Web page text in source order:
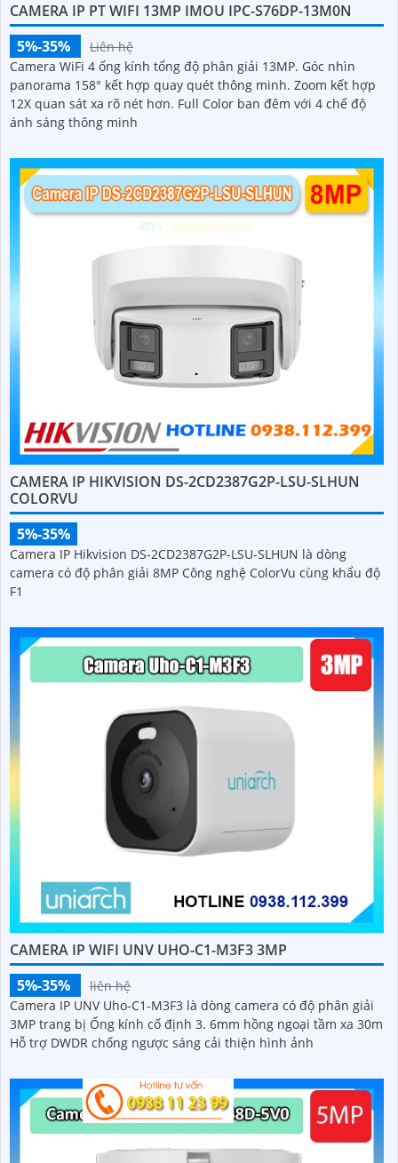
CAMERA IP PT WIFI 13MP IMOU IPC-S76DP-13M0N
5%-35%
Liên hệ
Camera WiFi 4 ống kính tổng độ phân giải 13MP. Góc nhìn
panorama 158° kết hợp quay quét thông minh. Zoom kết hợp
12X quan sát xa rõ nét hơn. Full Color ban đêm với 4 chế độ
ánh sáng thông minh
CAMERA IP HIKVISION DS-2CD2387G2P-LSU-SLHUN
COLORVU
5%-35%
Camera IP Hikvision DS-2CD2387G2P-LSU-SLHUN là dòng
camera có độ phân giải 8MP Công nghệ ColorVu cùng khẩu độ
F1
CAMERA IP WIFI UNV UHO-C1-M3F3 3MP
5%-35%
liên hệ
Camera IP UNV Uho-C1-M3F3 là dòng camera có độ phân giải
3MP trang bị Ống kính cố định 3. 6mm hồng ngoại tầm xa 30m
Hỗ trợ DWDR chống ngược sáng cải thiện hình ảnh